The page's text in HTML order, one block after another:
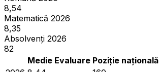
8,54
Matematică 2026
8,35
Absolvenți 2026
82
Medie Evaluare Poziție națională